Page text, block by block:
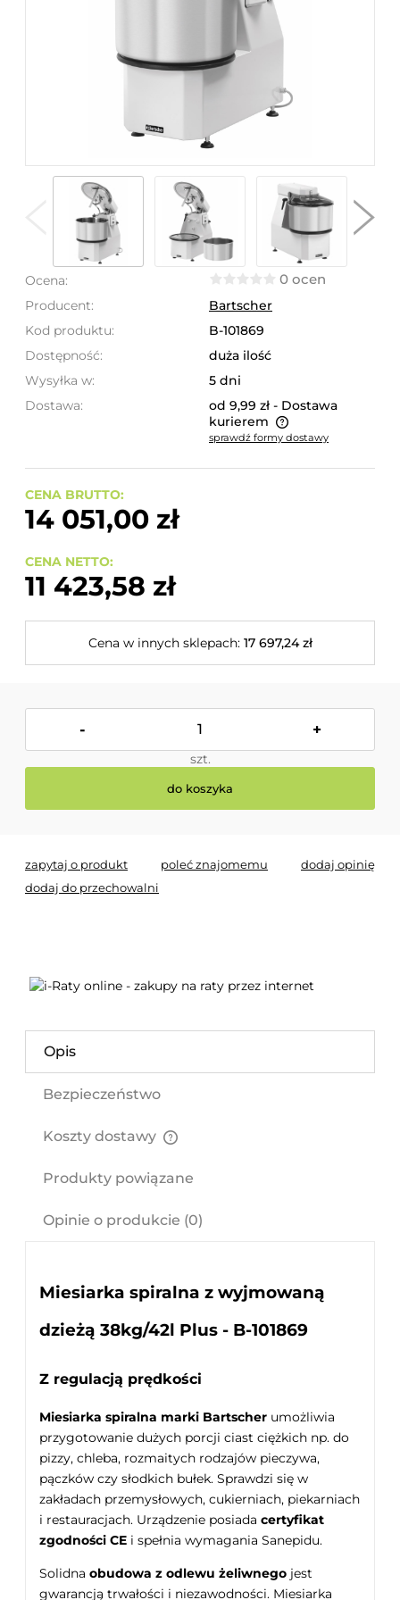
Ocena: 0 ocen
Producent:
Bartscher
Kod produktu:
B-101869
Dostępność:
duża ilość
Wysyłka w:
5 dni
Dostawa:
od 9,99 zł - Dostawa
kurierem
Cena nie zawiera ewentualnych kosztów płatności
sprawdź formy dostawy
CENA BRUTTO:
14 051,00 zł
CENA NETTO:
11 423,58 zł
Cena w innych sklepach: 17 697,24 zł
- +
szt.
do koszyka
zapytaj o produkt poleć znajomemu
dodaj opinię
dodaj do przechowalni
Opis
Bezpieczeństwo
Koszty dostawy
Produkty powiązane
Opinie o produkcie (0)
Miesiarka spiralna z wyjmowaną
dzieżą 38kg/42l Plus - B-101869
Z regulacją prędkości
Miesiarka spiralna marki Bartscher umożliwia
przygotowanie dużych porcji ciast ciężkich np. do
pizzy, chleba, rozmaitych rodzajów pieczywa,
pączków czy słodkich bułek. Sprawdzi się w
zakładach przemysłowych, cukierniach, piekarniach
i restauracjach. Urządzenie posiada certyfikat
zgodności CE i spełnia wymagania Sanepidu.
Solidna obudowa z odlewu żeliwnego jest
gwarancją trwałości i niezawodności. Miesiarka